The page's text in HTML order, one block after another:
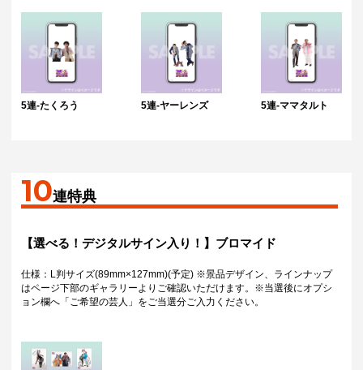
5連-たくろう 5連-ヤーレンズ 5連-ママタルト
10連特典
【選べる！デジタルサイン入り！】ブロマイド
仕様：L判サイズ(89mm×127mm)(予定) ※景品デザイン、ラインナップ
はページ下部のギャラリーよりご確認いただけます。※当選後にオプシ
ョン欄へ「ご希望の芸人」をご当選分ご入力ください。